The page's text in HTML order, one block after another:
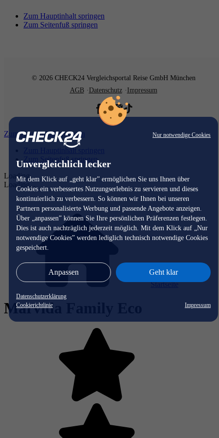
Nur notwendige Cookies
Unvergleichlich lecker
Mit dem Klick auf „geht klar” ermöglichen Sie uns Ihnen über
Cookies ein verbessertes Nutzungserlebnis zu servieren und dieses
kontinuierlich zu verbessern. So können wir Ihnen bei unseren
Partnern personalisierte Werbung und passende Angebote anzeigen.
Über „anpassen” können Sie Ihre persönlichen Präferenzen festlegen.
Dies ist auch nachträglich jederzeit möglich. Mit dem Klick auf „Nur
notwendige Cookies” werden lediglich technisch notwendige Cookies
gespeichert.
Anpassen Geht klar
Datenschutzerklärung
Cookierichtlinie
Impressum
Zum Hauptinhalt springen
Zum Seitenfuß springen
© 2026 CHECK24 Vergleichsportal Reise GmbH München
AGB
Datenschutz Impressum
Zum Hauptinhalt springen
Zum Hauptinhalt springen
Zum Seitenfuß springen
Loading...
Loading...
Startseite
Marvida Family Eco